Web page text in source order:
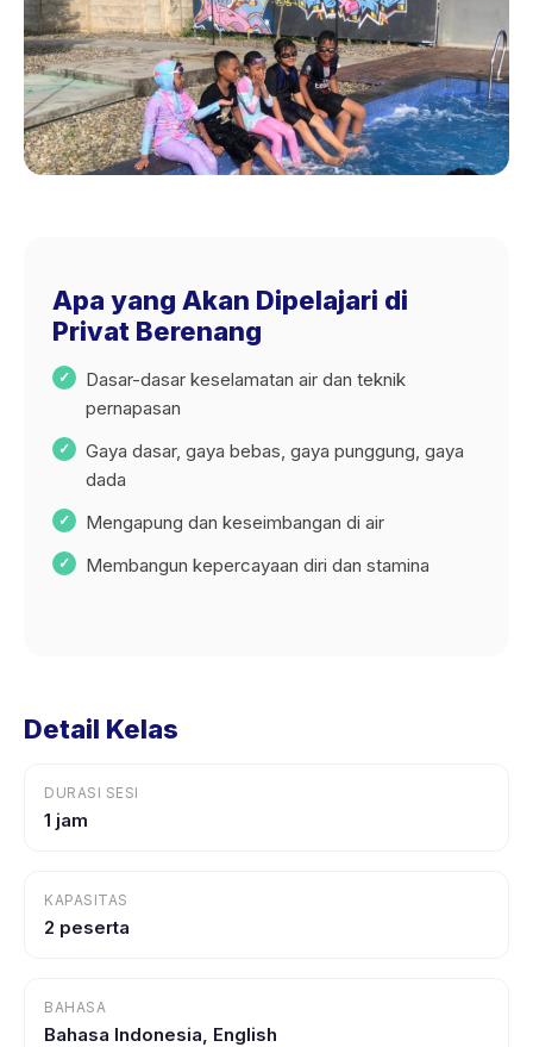
Apa yang Akan Dipelajari di
Privat Berenang
Dasar-dasar keselamatan air dan teknik
pernapasan
Gaya dasar, gaya bebas, gaya punggung, gaya
dada
Mengapung dan keseimbangan di air
Membangun kepercayaan diri dan stamina
Detail Kelas
DURASI SESI
1 jam
KAPASITAS
2 peserta
BAHASA
Bahasa Indonesia, English